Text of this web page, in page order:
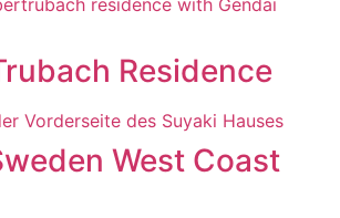
Residence
West Coast